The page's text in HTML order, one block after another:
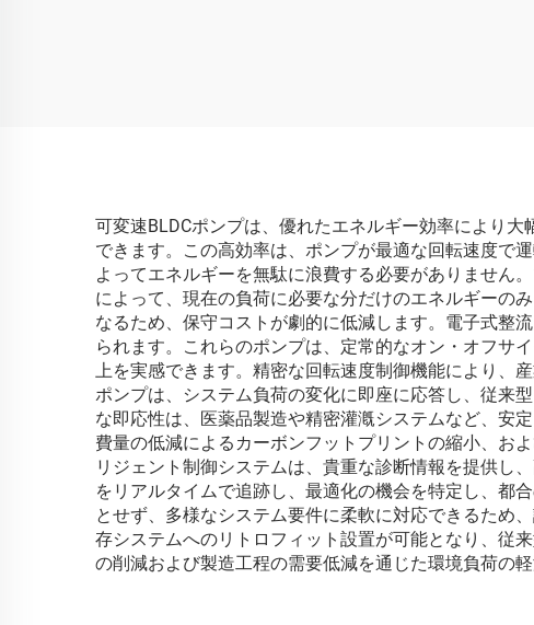
可変速BLDCポンプは、優れたエネルギー効率により
できます。この高効率は、ポンプが最適な回転速度で
よってエネルギーを無駄に浪費する必要がありません
によって、現在の負荷に必要な分だけのエネルギーの
なるため、保守コストが劇的に低減します。電子式整
られます。これらのポンプは、定常的なオン・オフサ
上を実感できます。精密な回転速度制御機能により、
ポンプは、システム負荷の変化に即座に応答し、従来
な即応性は、医薬品製造や精密灌漑システムなど、安
費量の低減によるカーボンフットプリントの縮小、お
リジェント制御システムは、貴重な診断情報を提供し
をリアルタイムで追跡し、最適化の機会を特定し、都
とせず、多様なシステム要件に柔軟に対応できるため
存システムへのリトロフィット設置が可能となり、従
の削減および製造工程の需要低減を通じた環境負荷の軽